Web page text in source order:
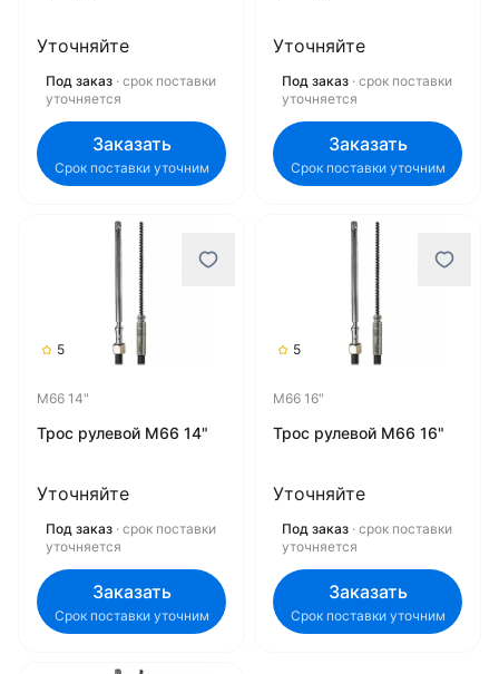
Уточняйте
Под заказ · срок поставки
уточняется
Заказать
Срок поставки уточним
Уточняйте
Под заказ · срок поставки
уточняется
Заказать
Срок поставки уточним
5
M66 14"
Трос рулевой M66 14"
Уточняйте
Под заказ · срок поставки
уточняется
Заказать
Срок поставки уточним
5
M66 16"
Трос рулевой M66 16"
Уточняйте
Под заказ · срок поставки
уточняется
Заказать
Срок поставки уточним